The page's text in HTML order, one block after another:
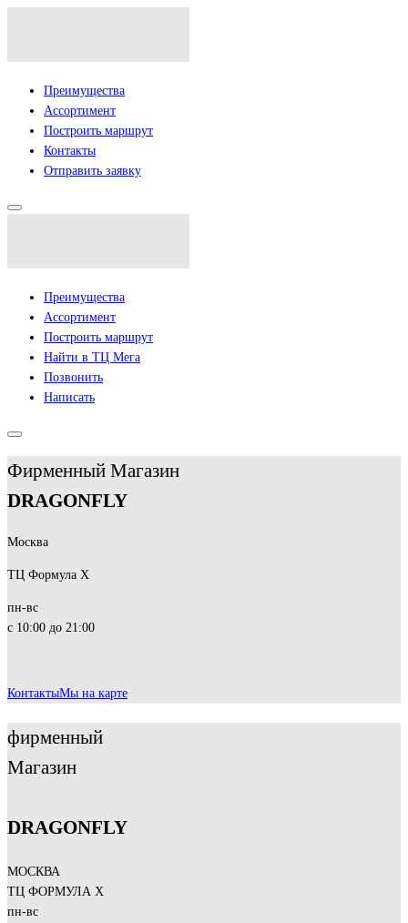
Преимущества
Ассортимент
Построить маршрут
Контакты
Отправить заявку
Преимущества
Ассортимент
Построить маршрут
Найти в ТЦ Мега
Позвонить
Написать
Фирменный Магазин
DRAGONFLY
Москва
ТЦ Формула Х
пн-вс
с 10:00 до 21:00
КонтактыМы на карте
фирменный
Магазин
DRAGONFLY
МОСКВА
ТЦ ФОРМУЛА Х
пн-вс